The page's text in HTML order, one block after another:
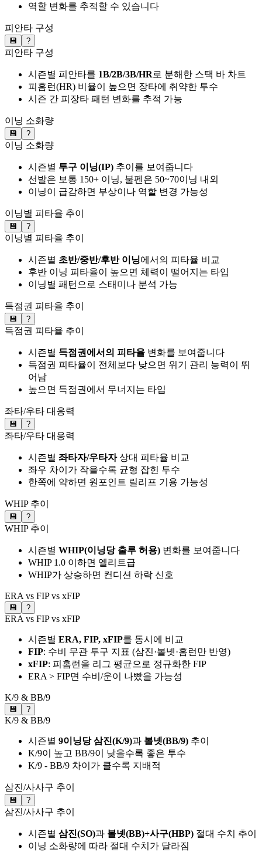
역할 변화를 추적할 수 있습니다
피안타 구성
💾 ?
피안타 구성
시즌별 피안타를 1B/2B/3B/HR로 분해한 스택 바 차트
피홈런(HR) 비율이 높으면 장타에 취약한 투수
시즌 간 피장타 패턴 변화를 추적 가능
이닝 소화량
💾 ?
이닝 소화량
시즌별 투구 이닝(IP) 추이를 보여줍니다
선발은 보통 150+ 이닝, 불펜은 50~70이닝 내외
이닝이 급감하면 부상이나 역할 변경 가능성
이닝별 피타율 추이
💾 ?
이닝별 피타율 추이
시즌별 초반/중반/후반 이닝에서의 피타율 비교
후반 이닝 피타율이 높으면 체력이 떨어지는 타입
이닝별 패턴으로 스태미나 분석 가능
득점권 피타율 추이
💾 ?
득점권 피타율 추이
시즌별 득점권에서의 피타율 변화를 보여줍니다
득점권 피타율이 전체보다 낮으면 위기 관리 능력이 뛰
어남
높으면 득점권에서 무너지는 타입
좌타/우타 대응력
💾 ?
좌타/우타 대응력
시즌별 좌타자/우타자상대 피타율 비교
좌우 차이가 작을수록 균형 잡힌 투수
한쪽에 약하면 원포인트 릴리프 기용 가능성
WHIP 추이
💾 ?
WHIP 추이
시즌별 WHIP(이닝당 출루 허용) 변화를 보여줍니다
WHIP 1.0 이하면 엘리트급
WHIP가 상승하면 컨디션 하락 신호
ERA vs FIP vs xFIP
💾 ?
ERA vs FIP vs xFIP
시즌별 ERA, FIP, xFIP를 동시에 비교
FIP: 수비 무관 투구 지표 (삼진·볼넷·홈런만 반영)
xFIP: 피홈런을 리그 평균으로 정규화한 FIP
ERA > FIP면 수비/운이 나빴을 가능성
K/9 & BB/9
💾 ?
K/9 & BB/9
시즌별 9이닝당 삼진(K/9)과 볼넷(BB/9) 추이
K/9이 높고 BB/9이 낮을수록 좋은 투수
K/9 - BB/9 차이가 클수록 지배적
삼진/사사구 추이
💾 ?
삼진/사사구 추이
시즌별 삼진(SO)과 볼넷(BB)+사구(HBP) 절대 수치 추이
이닝 소화량에 따라 절대 수치가 달라짐